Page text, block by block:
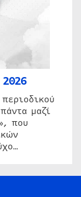
μαζί
που